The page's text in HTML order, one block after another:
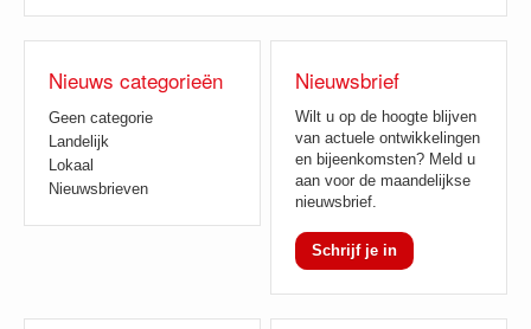
Nieuws categorieën
Geen categorie
Landelijk
Lokaal
Nieuwsbrieven
Nieuwsbrief
Wilt u op de hoogte blijven
van actuele ontwikkelingen
en bijeenkomsten? Meld u
aan voor de maandelijkse
nieuwsbrief.
Schrijf je in